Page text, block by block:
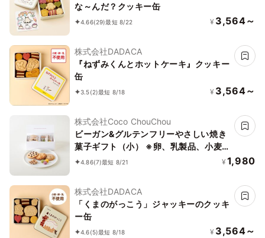
な～んだ？クッキー缶
4.66(29)最短 8/22 ¥ 3,564～
株式会社DADACA
『ねずみくんとホットケーキ』クッキー
缶
3.5(2)最短 8/18 ¥ 3,564～
株式会社Coco ChouChou
ビーガン&グルテンフリーやさしい焼き
菓子ギフト（小） ※卵、乳製品、小麦
粉、白砂糖不使用 《ヴィーガンスイー
4.86(7)最短 8/21 ¥ 1,980
株式会社DADACA
「くまのがっこう」ジャッキーのクッキ
ー缶
4.6(5)最短 8/18 ¥ 3,564～